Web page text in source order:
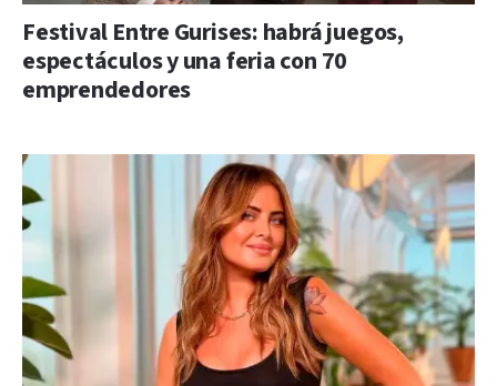
Festival Entre Gurises: habrá juegos,
espectáculos y una feria con 70
emprendedores